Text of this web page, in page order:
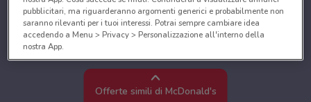
Offerte simili di McDonald's
pubblicitari, ma riguarderanno argomenti generici e probabilmente non
saranno rilevanti per i tuoi interessi. Potrai sempre cambiare idea
accedendo a Menu > Privacy > Personalizzazione all'interno della
nostra App.
Noi e i nostri partner trattiamo i dati per fornire:
Utilizzare dati di geolocalizzazione precisi. Scansione attiva delle
caratteristiche del dispositivo ai fini dell’identificazione. Archiviare